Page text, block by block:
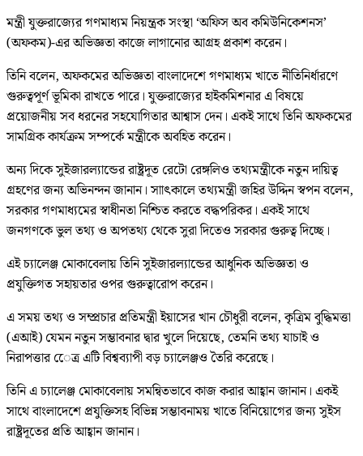
মন্ত্রী যুক্তরাজ্যের গণমাধ্যম নিয়ন্ত্রক সংস্থা ‘অফিস অব কমিউনিকেশনস’
(অফকম)-এর অভিজ্ঞতা কাজে লাগানোর আগ্রহ প্রকাশ করেন।
তিনি বলেন, অফকমের অভিজ্ঞতা বাংলাদেশে গণমাধ্যম খাতে নীতিনির্ধারণে
গুরুত্বপূর্ণ ভূমিকা রাখতে পারে। যুক্তরাজ্যের হাইকমিশনার এ বিষয়ে
প্রয়োজনীয় সব ধরনের সহযোগিতার আশ্বাস দেন। একই সাথে তিনি অফকমের
সামগ্রিক কার্যক্রম সম্পর্কে মন্ত্রীকে অবহিত করেন।
অন্য দিকে সুইজারল্যান্ডের রাষ্ট্রদূত রেটো রেঙ্গলিও তথ্যমন্ত্রীকে নতুন দায়িত্ব
গ্রহণের জন্য অভিনন্দন জানান। সাাৎকালে তথ্যমন্ত্রী জহির উদ্দিন স্বপন বলেন,
সরকার গণমাধ্যমের স্বাধীনতা নিশ্চিত করতে বদ্ধপরিকর। একই সাথে
জনগণকে ভুল তথ্য ও অপতথ্য থেকে সুরা দিতেও সরকার গুরুত্ব দিচ্ছে।
এই চ্যালেঞ্জ মোকাবেলায় তিনি সুইজারল্যান্ডের আধুনিক অভিজ্ঞতা ও
প্রযুক্তিগত সহায়তার ওপর গুরুত্বারোপ করেন।
এ সময় তথ্য ও সম্প্রচার প্রতিমন্ত্রী ইয়াসের খান চৌধুরী বলেন, কৃত্রিম বুদ্ধিমত্তা
(এআই) যেমন নতুন সম্ভাবনার দ্বার খুলে দিয়েছে, তেমনি তথ্য যাচাই ও
নিরাপত্তার েেত্র এটি বিশ্বব্যাপী বড় চ্যালেঞ্জও তৈরি করেছে।
তিনি এ চ্যালেঞ্জ মোকাবেলায় সমন্বিতভাবে কাজ করার আহ্বান জানান। একই
সাথে বাংলাদেশে প্রযুক্তিসহ বিভিন্ন সম্ভাবনাময় খাতে বিনিয়োগের জন্য সুইস
রাষ্ট্রদূতের প্রতি আহ্বান জানান।